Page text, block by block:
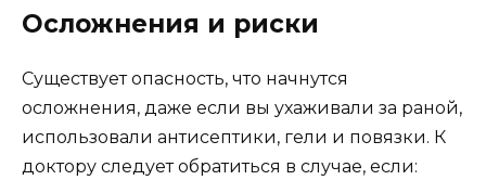
Осложнения и риски
Существует опасность, что начнутся
осложнения, даже если вы ухаживали за раной,
использовали антисептики, гели и повязки. К
доктору следует обратиться в случае, если: